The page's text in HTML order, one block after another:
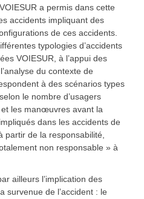
a permis dans cette
accidents impliquant des
de ces accidents.
typologies d’accidents
VOIESUR, à l’appui des
du contexte de
à des scénarios types
le nombre d’usagers
et les manœuvres avant la
dans les accidents de
partir de la responsabilité,
non responsable » à
ailleurs l’implication des
survenue de l’accident : le